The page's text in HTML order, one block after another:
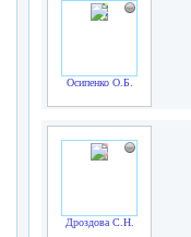
Осипенко О.Б.
Дроздова С.Н.